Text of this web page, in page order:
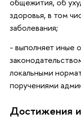
общежития, об
здоровья, в том
заболевания;
- выполняет иные
локальными
поручениями
Достижения